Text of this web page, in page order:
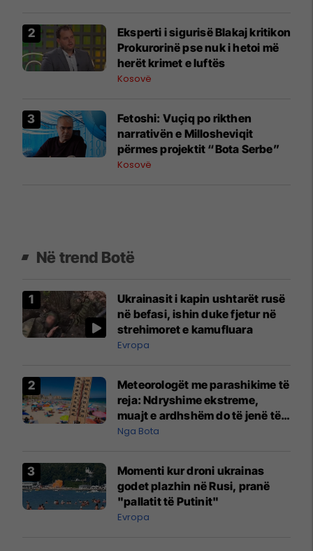
Eksperti i sigurisë Blakaj kritikon
Prokurorinë pse nuk i hetoi më
herët krimet e luftës
Kosovë
Fetoshi: Vuçiq po rikthen
narrativën e Millosheviqit
përmes projektit “Bota Serbe”
Kosovë
Në trend Botë
Ukrainasit i kapin ushtarët rusë
në befasi, ishin duke fjetur në
strehimoret e kamufluara
Evropa
Meteorologët me parashikime të
reja: Ndryshime ekstreme,
muajt e ardhshëm do të jenë të
pazakontë
Nga Bota
Momenti kur droni ukrainas
godet plazhin në Rusi, pranë
"pallatit të Putinit"
Evropa